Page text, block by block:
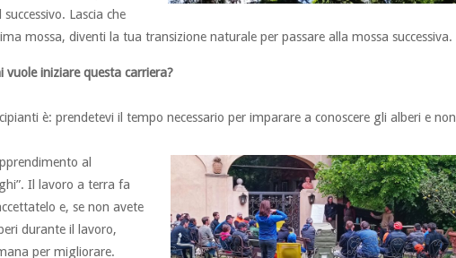
Lascia che
mossa, diventi la tua transizione naturale per passare alla mossa successiva.
vuole iniziare questa carriera?
è: prendetevi il tempo necessario per imparare a conoscere gli alberi e non
al
Il lavoro a terra fa
e, se non avete
durante il lavoro,
per migliorare.